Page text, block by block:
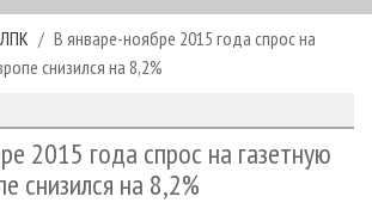
ЛПК
В январе-ноябре 2015 года спрос на
снизился на 8,2%
2015 года спрос на газетную
снизился на 8,2%